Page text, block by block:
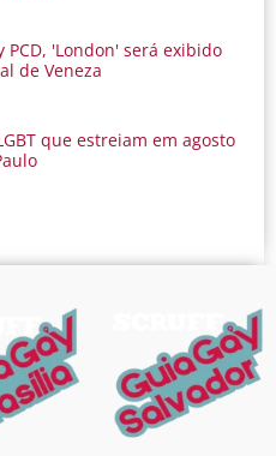
PCD, 'London' será exibido
de Veneza
que estreiam em agosto